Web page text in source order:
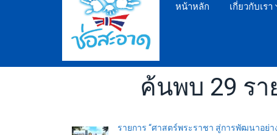
หน้าหลัก เกี่ยวกับเรา
ค้นพบ 29 ร
รายการ “ศาสตร์พระราชา สู่การพัฒนาอย่า